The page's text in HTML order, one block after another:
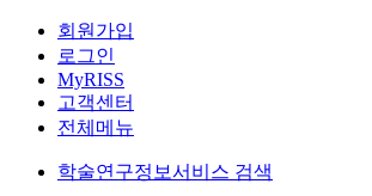
회원가입
로그인
MyRISS
고객센터
전체메뉴
학술연구정보서비스 검색